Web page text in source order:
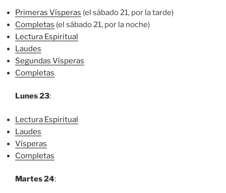
Primeras Vísperas (el sábado 21, por la tarde)
Completas (el sábado 21, por la noche)
Lectura Espiritual
Laudes
Segundas Vísperas
Completas
Lunes 23:
Lectura Espiritual
Laudes
Vísperas
Completas
Martes 24: